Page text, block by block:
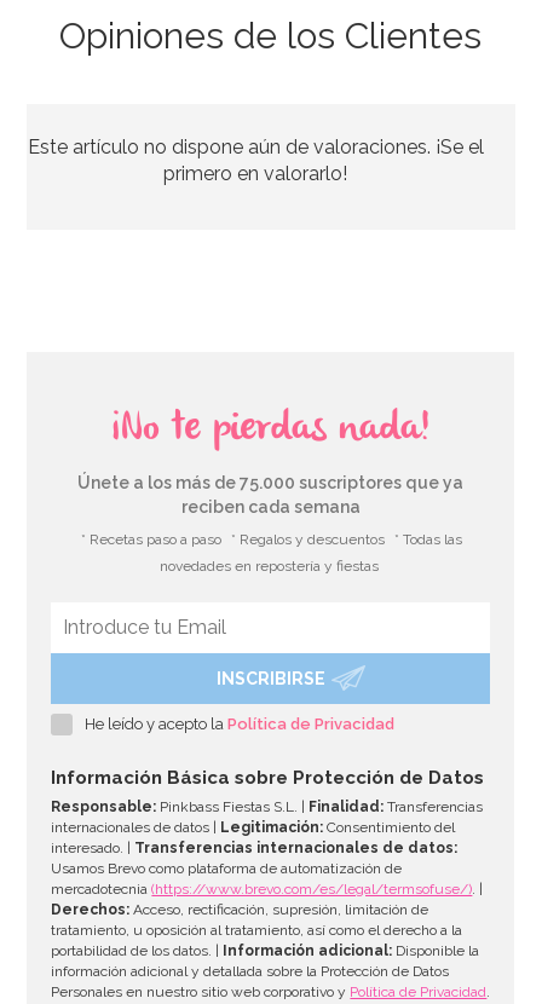
Opiniones de los Clientes
Este artículo no dispone aún de valoraciones. ¡Se el
primero en valorarlo!
¡No te pierdas nada!
Únete a los más de 75.000 suscriptores que ya
reciben cada semana
* Recetas paso a paso * Regalos y descuentos
* Todas las
novedades en repostería y fiestas
INSCRIBIRSE
He leído y acepto laPolítica de Privacidad
Información Básica sobre Protección de Datos
Responsable: Pinkbass Fiestas S.L. | Finalidad: Transferencias
internacionales de datos |
Legitimación: Consentimiento del
interesado. | Transferencias internacionales de datos:
Usamos Brevo como plataforma de automatización de
mercadotecnia(https://www.brevo.com/es/legal/termsofuse/). |
Derechos: Acceso, rectificación, supresión, limitación de
tratamiento, u oposición al tratamiento, así como el derecho a la
portabilidad de los datos. |
Información adicional: Disponible la
información adicional y detallada sobre la Protección de Datos
Personales en nuestro sitio web corporativo y Política de Privacidad.